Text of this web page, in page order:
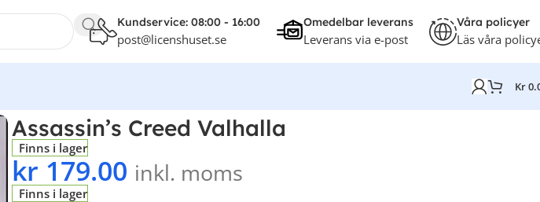
Kundservice: 08:00 - 16:00
post@licenshuset.se
Omedelbar leverans
Leverans via e-post
Våra policyer
Läs våra
Kr
Assassin’s Creed Valhalla
Finns i lager
kr 179.00 inkl. moms
Finns i lager